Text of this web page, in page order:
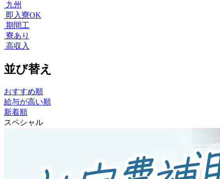
九州
即入寮OK
期間工
寮あり
高収入
並び替え
おすすめ順
給与が高い順
新着順
スペシャル